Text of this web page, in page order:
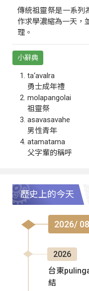
傳統祖靈祭是一系列
作求學濃縮為一天，
理。
小辭典
ta‘avalra
勇士成年禮
molapangolai
祖靈祭
asavasavahe
男性青年
atamatama
父字輩的稱呼
歷史上的今天
2026/
2026
台東
結